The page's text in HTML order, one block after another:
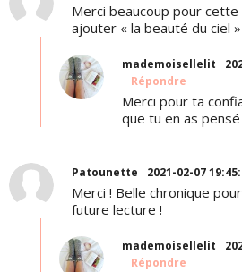
Merci beaucoup pour cette
ajouter « la beauté du ciel
mademoisellelit
Répondre
Merci pour ta
que tu en as
Patounette 2021-02-07
Merci ! Belle chronique
future lecture !
mademoisellelit
Répondre